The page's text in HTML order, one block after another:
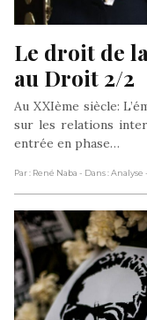
Le droit de
au Droit 2/2
Au XXIème siècle:
sur les relations
entrée en phase…
Par : René Naba - Dans : Analyse